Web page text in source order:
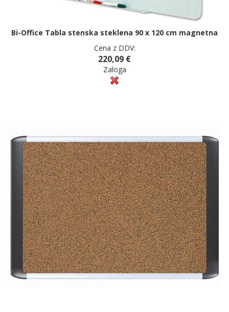
Bi-Office Tabla stenska steklena 90 x 120 cm magnetna
Cena z DDV:
220,09 €
Zaloga